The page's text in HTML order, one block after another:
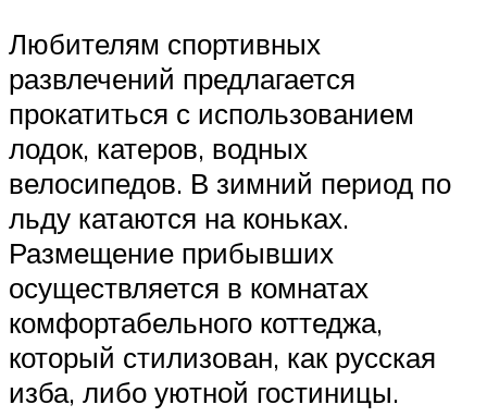
Любителям спортивных
развлечений предлагается
прокатиться с использованием
лодок, катеров, водных
велосипедов. В зимний период по
льду катаются на коньках.
Размещение прибывших
осуществляется в комнатах
комфортабельного коттеджа,
который стилизован, как русская
изба, либо уютной гостиницы.